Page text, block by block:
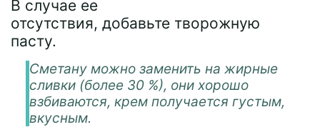
В случае ее
отсутствия, добавьте творожную
пасту.
Сметану можно заменить на жирные
сливки (более 30 %), они хорошо
взбиваются, крем получается густым,
вкусным.